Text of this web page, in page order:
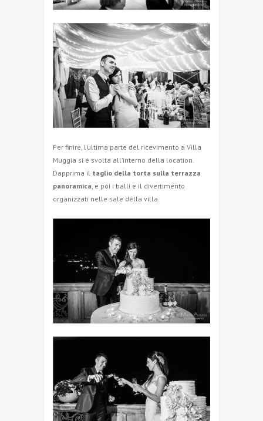
Per finire, l’ultima parte del ricevimento a Villa
Muggia si è svolta all’interno della location.
Dapprima il taglio della torta sulla terrazza
panoramica , e poi i balli e il divertimento
organizzati nelle sale della villa.